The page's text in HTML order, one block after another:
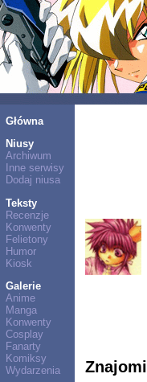
Główna
Niusy
Archiwum
Inne serwisy
Dodaj niusa
Teksty
Recenzje
Konwenty
Felietony
Humor
Kiosk
Galerie
Anime
Manga
Konwenty
Cosplay
Fanarty
Komiksy
Wydarzenia
Znajomi